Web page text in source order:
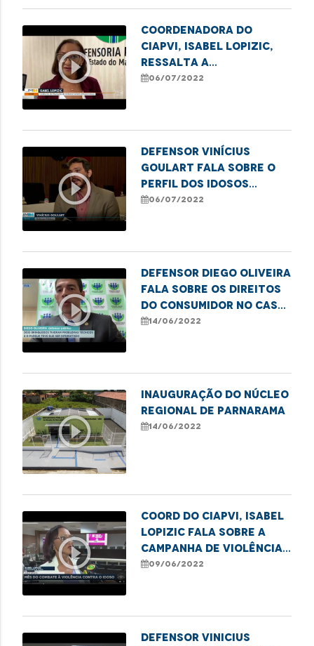
play_circle_outline
Coordenadora do
Ciapvi, Isabel Lopizic,
ressalta a
subnotificação dos
durante a pandemia
06/07/2022
play_circle_outline
Defensor Vinícius
Goulart fala sobre o
perfil dos idosos
vítimas de violência no
06/07/2022
play_circle_outline
Defensor Diego Oliveira
fala sobre os direitos
do consumidor no caso
do parque de diversões
nos seus brinquedos
14/06/2022
play_circle_outline
Inauguração do Núcleo
Regional de Parnarama
14/06/2022
play_circle_outline
Coord do CIAPVI, Isabel
Lopizic fala sobre a
Campanha de Violência
contra os idosos
09/06/2022
Defensor Vinicius